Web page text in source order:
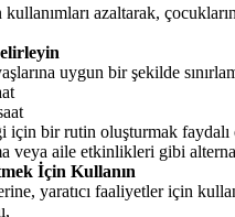
azaltarak,
uygun bir şekilde
için bir rutin oluşturmak
veya aile etkinlikleri gibi
İçin Kullanın
yaratıcı faaliyetler için